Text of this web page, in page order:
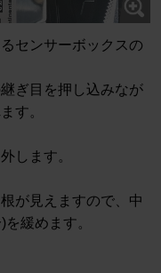
センサーボックスの
ぎ目を押し込みなが
す。
します。
が見えますので、中
緩めます。